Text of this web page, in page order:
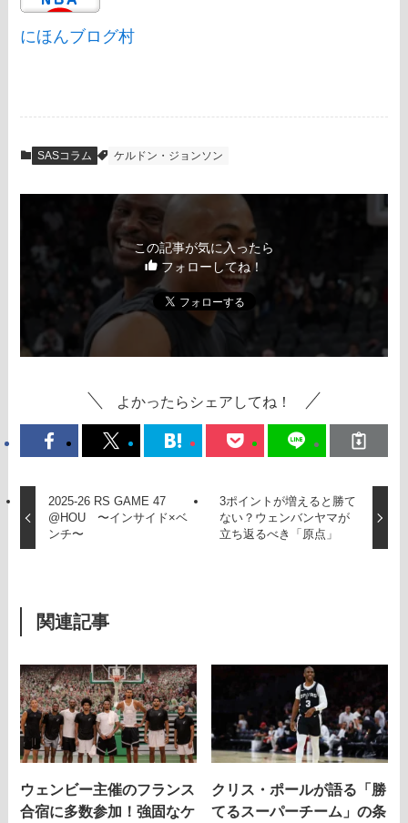
にほんブログ村
SASコラム ケルドン・ジョンソン
この記事が気に入ったら
フォローしてね！
よかったらシェアしてね！
2025-26 RS GAME 47
@HOU 〜インサイド×ベ
ンチ〜
3ポイントが増えると勝て
ない？ウェンバンヤマが
立ち返るべき「原点」
関連記事
ウェンビー主催のフランス
合宿に多数参加！強固なケ
クリス・ポールが語る「勝
てるスーパーチーム」の条